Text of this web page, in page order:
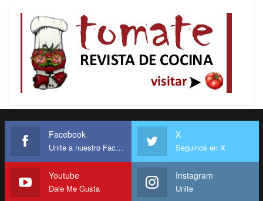
Facebook
Unite a nuestro Facebook
X
Seguinos en X
Youtube
Dale Me Gusta
Instagram
Unite